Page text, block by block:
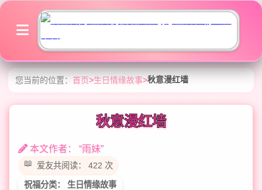
您当前的位置：首页>生日情缘故事>秋意漫红墙
秋意漫红墙
本文作者： “雨妹”
爱友共阅读： 422 次
祝福分类： 生日情缘故事